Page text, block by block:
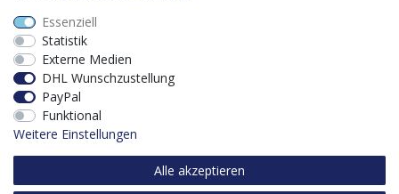
Software digitalisiert werden was zu einer enormen
Zeitersparnis führt.
Dieses Vorhaben wird kofinanziert von der Europäischen
Union mithilfe von EFRE-Mitteln sowie durch Steuermittel
auf der Grundlage des vom Sächsischen Landtag
beschlossenen Haushaltes.
Essenziell
Statistik
Externe Medien
DHL Wunschzustellung
PayPal
Funktional
Weitere Einstellungen
Alle akzeptieren